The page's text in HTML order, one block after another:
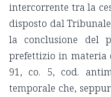
intercorrente tra la
disposto dal
la conclusione del
prefettizio in materia
91, co. 5, cod.
temporale che,